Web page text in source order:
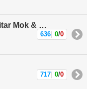
ยอดหญิง - กีต้าร์มอค แอนด์ พิงค์ (Guitar Mok & Pink)
636 0/0
717 0/0